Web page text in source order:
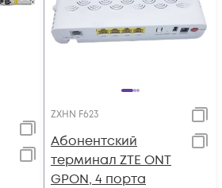
ZXHN F623
Абонентский
терминал ZTE ONT
GPON, 4 порта